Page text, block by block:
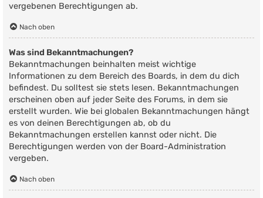
vergebenen Berechtigungen ab.
Nach oben
Was sind Bekanntmachungen?
Bekanntmachungen beinhalten meist wichtige
Informationen zu dem Bereich des Boards, in dem du dich
befindest. Du solltest sie stets lesen. Bekanntmachungen
erscheinen oben auf jeder Seite des Forums, in dem sie
erstellt wurden. Wie bei globalen Bekanntmachungen hängt
es von deinen Berechtigungen ab, ob du
Bekanntmachungen erstellen kannst oder nicht. Die
Berechtigungen werden von der Board-Administration
vergeben.
Nach oben